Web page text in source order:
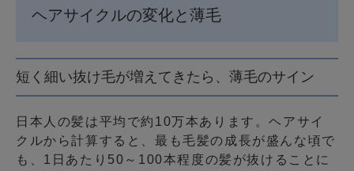
ヘアサイクルの変化と薄毛
短く細い抜け毛が増えてきたら、薄毛のサイン
日本人の髪は平均で約10万本あります。ヘアサイ
クルから計算すると、最も毛髪の成長が盛んな頃で
も、1日あたり50～100本程度の髪が抜けることに